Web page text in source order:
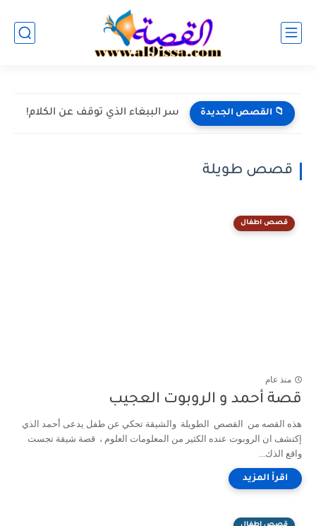
📁 القصص الجديدة سر الببغاء الذي توقف عن الكلام!
قصص طويلة
قصص اطفال
منذ عام
قصة أحمد و الروبوت العجيب
هذه القصه من القصص الطويلة والشيقة تحكي عن طفل يدعى أحمد الذي
إكتشف ان الروبوت عنده الكثير من المعلومات العلوم ، قصة شيقة تجست
واقع الذك...